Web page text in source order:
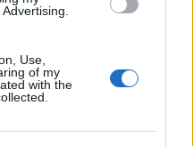
Use,
of my
with the